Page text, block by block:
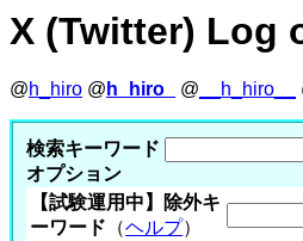
X (Twitter) Log
@h_hiro @ h_hiro_ @ __h_hiro__
検索キーワード
オプション
【試験運用中】除外キ
ーワード （ヘルプ）